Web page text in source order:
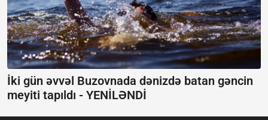
İki gün əvvəl Buzovnada dənizdə batan gəncin
meyiti tapıldı - YENİLƏNDİ